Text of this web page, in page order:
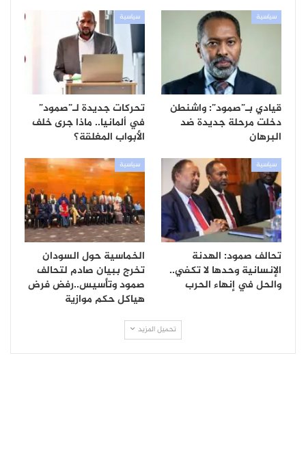
سياسية
قيادي بـ”صمود”: واشنطن
دخلت مرحلة جديدة ضد
البرهان
سياسية
تحركات جديدة لـ”صمود”
في ألمانيا.. ماذا جرى خلف
الأبواب المغلقة؟
سياسية
تحالف صمود: الهدنة
الإنسانية وحدها لا تكفي..
والحل في إنهاء الحرب
سياسية
الخماسية حول السودان
تخرج ببيان صادم لتحالف
صمود وتأسيس..رفض فرض
هياكل حكم موازية
تحميل المزيد